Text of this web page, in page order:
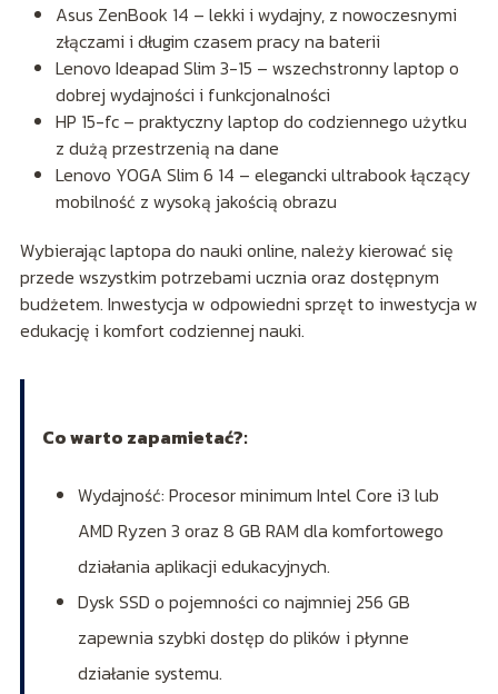
Asus ZenBook 14 – lekki i wydajny, z nowoczesnymi
złączami i długim czasem pracy na baterii
Lenovo Ideapad Slim 3-15 – wszechstronny laptop o
dobrej wydajności i funkcjonalności
HP 15-fc – praktyczny laptop do codziennego użytku
z dużą przestrzenią na dane
Lenovo YOGA Slim 6 14 – elegancki ultrabook łączący
mobilność z wysoką jakością obrazu
Wybierając laptopa do nauki online, należy kierować się
przede wszystkim potrzebami ucznia oraz dostępnym
budżetem. Inwestycja w odpowiedni sprzęt to inwestycja w
edukację i komfort codziennej nauki.
Co warto zapamietać?:
Wydajność: Procesor minimum Intel Core i3 lub
AMD Ryzen 3 oraz 8 GB RAM dla komfortowego
działania aplikacji edukacyjnych.
Dysk SSD o pojemności co najmniej 256 GB
zapewnia szybki dostęp do plików i płynne
działanie systemu.